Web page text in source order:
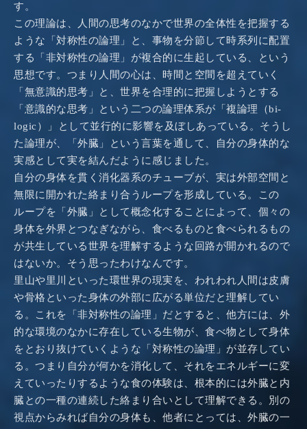
す。
この理論は、人間の思考のなかで世界の全体性を把握する
ような「対称性の論理」と、事物を分節して時系列に配置
する「非対称性の論理」が複合的に生起している、という
思想です。つまり人間の心は、時間と空間を超えていく
「無意識的思考」と、世界を合理的に把握しようとする
「意識的な思考」という二つの論理体系が「複論理（bi-
logic）」として並行的に影響を及ぼしあっている。そうし
た論理が、「外臓」という言葉を通して、自分の身体的な
実感として実を結んだように感じました。
自分の身体を貫く消化器系のチューブが、実は外部空間と
無限に開かれた絡まり合うループを形成している。この
ループを「外臓」として概念化することによって、個々の
身体を外界とつなぎながら、食べるものと食べられるもの
が共生している世界を理解するような回路が開かれるので
はないか。そう思ったわけなんです。
里山や里川といった環世界の現実を、われわれ人間は皮膚
や骨格といった身体の外部に広がる単位だと理解してい
る。これを「非対称性の論理」だとすると、他方には、外
的な環境のなかに存在している生物が、食べ物として身体
をとおり抜けていくような「対称性の論理」が並存してい
る。つまり自分が何かを消化して、それをエネルギーに変
えていったりするような食の体験は、根本的には外臓と内
臓との一種の連続した絡まり合いとして理解できる。別の
視点からみれば自分の身体も、他者にとっては、外臓の一